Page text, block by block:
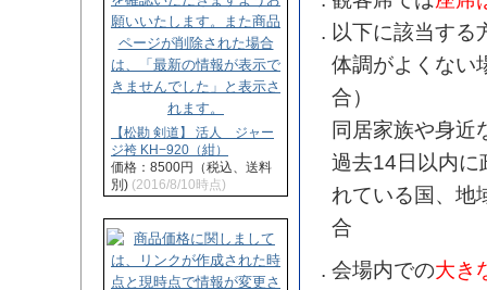
以下に該当する
体調がよくない
合）
同居家族や身近
過去14日以内に
れている国、地
合
会場内での大き
【松勘 剣道】 活人 ジャー
ジ袴 KH−920（紺）
価格：8500円（税込、送料
別) (2016/8/10時点)